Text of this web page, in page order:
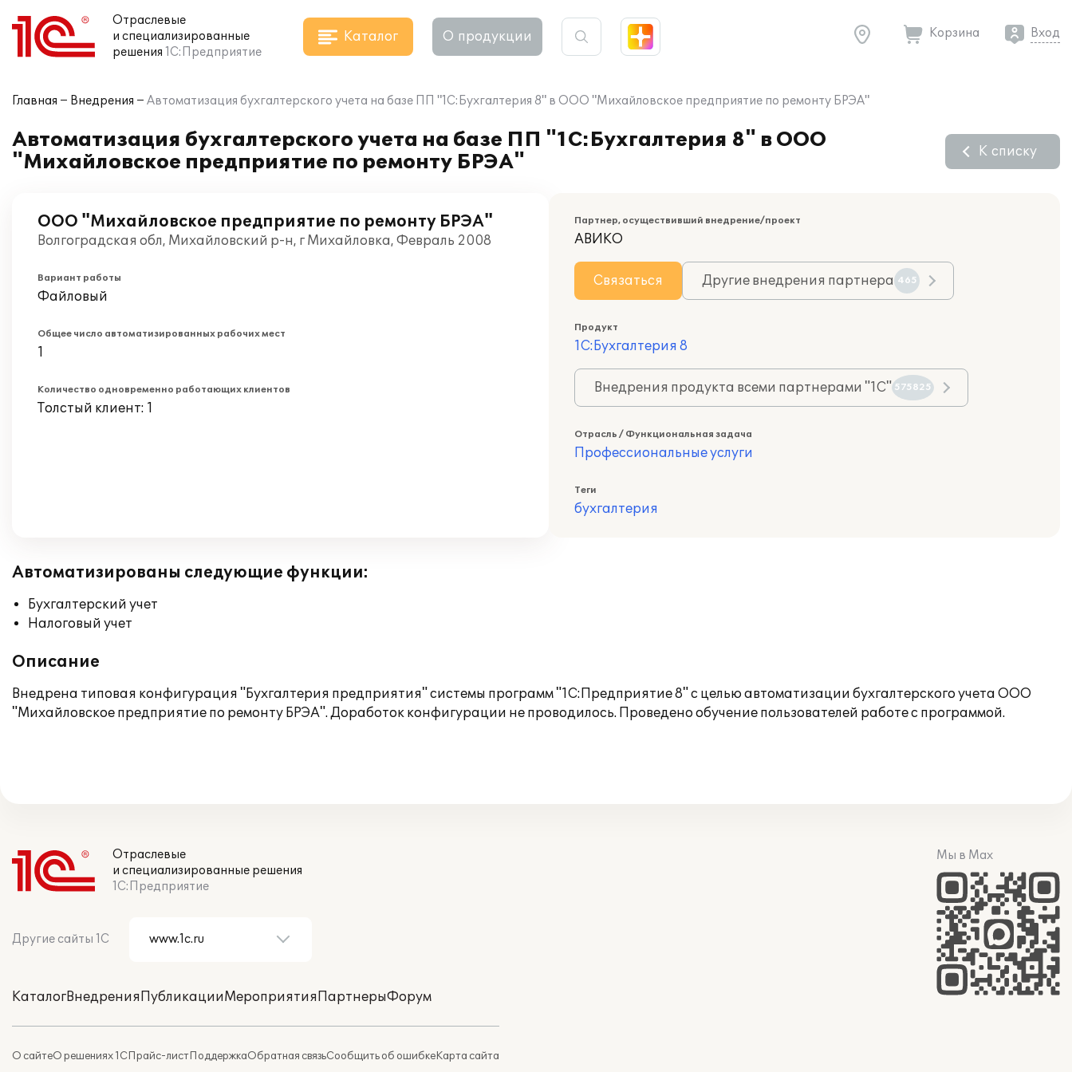
Отраслевые
и специализированные
решения 1С:Предприятие
Каталог О продукции Корзина Вход
Главная Внедрения Автоматизация бухгалтерского учета на базе ПП "1С:Бухгалтерия 8" в ООО "Михайловское предприятие по ремонту БРЭА"
Автоматизация бухгалтерского учета на базе ПП "1С:Бухгалтерия 8" в ООО
"Михайловское предприятие по ремонту БРЭА"
К списку
ООО "Михайловское предприятие по ремонту БРЭА"
Волгоградская обл, Михайловский р-н, г Михайловка, Февраль 2008
Вариант работы
Файловый
Общее число автоматизированных рабочих мест
1
Количество одновременно работающих клиентов
Толстый клиент: 1
Партнер, осуществивший внедрение/проект
АВИКО
Связаться Другие внедрения партнера 465
Продукт
1С:Бухгалтерия 8
Внедрения продукта всеми партнерами "1С" 575825
Отрасль / Функциональная задача
Профессиональные услуги
Теги
бухгалтерия
Автоматизированы следующие функции:
Бухгалтерский учет
Налоговый учет
Описание
Внедрена типовая конфигурация "Бухгалтерия предприятия" системы программ "1С:Предприятие 8" с целью автоматизации бухгалтерского учета ООО
"Михайловское предприятие по ремонту БРЭА". Доработок конфигурации не проводилось. Проведено обучение пользователей работе с программой.
Отраслевые
и специализированные решения
1С:Предприятие
Другие сайты 1С
КаталогВнедренияПубликацииМероприятияПартнерыФорум
О сайтеО решениях 1СПрайс-листПоддержкаОбратная связьСообщить об ошибкеКарта сайта
Мы в Max